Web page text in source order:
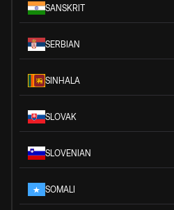
SANSKRIT
SERBIAN
SINHALA
SLOVAK
SLOVENIAN
SOMALI